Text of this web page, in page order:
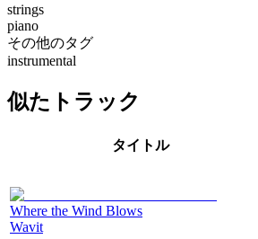
strings
piano
その他のタグ
instrumental
似たトラック
タイトル
Where the Wind Blows
Wavit